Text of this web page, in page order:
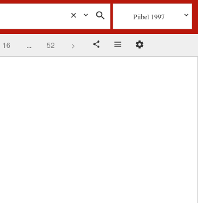
Piibel 1997
16 ... 52 >